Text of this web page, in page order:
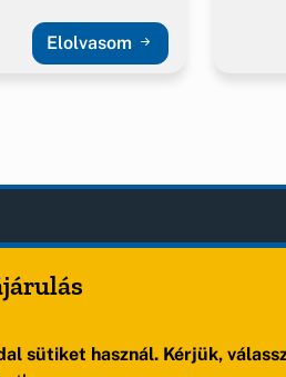
Elolvasom
Helyek
sütiket használ. Kérjük,